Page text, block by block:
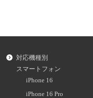
対応機種別
スマートフォン
iPhone 16
iPhone 16 Pro